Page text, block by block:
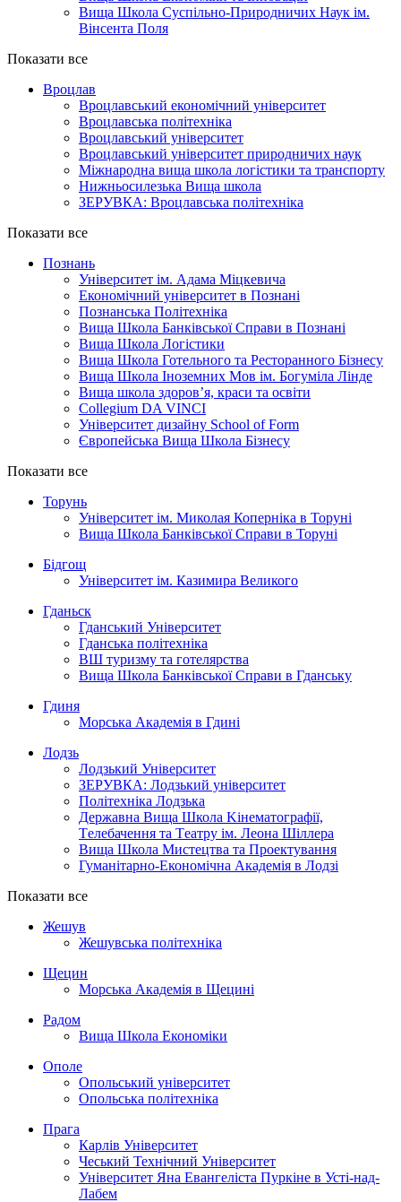
Вища Школа Суспільно-Природничих Наук ім.
Вінсента Поля
Показати все
Вроцлав
Вроцлавський економічний університет
Вроцлавська політехніка
Вроцлавський університет
Вроцлавський університет природничих наук
Міжнародна вища школа логістики та транспорту
Нижньосилезька Вища школа
ЗЕРУВКА: Вроцлавська політехніка
Показати все
Познань
Університет ім. Адама Міцкевича
Економічний університет в Познані
Познанська Політехніка
Вища Школа Банківської Справи в Познані
Вища Школа Логістики
Вища Школа Готельного та Ресторанного Бізнесу
Вища Школа Іноземних Мов ім. Богуміла Лінде
Вища школа здоров’я, краси та освіти
Collegium DA VINCI
Університет дизайну School of Form
Європейська Вища Школа Бізнесу
Показати все
Торунь
Університет ім. Миколая Коперніка в Торуні
Вища Школа Банківської Справи в Торуні
Бідгощ
Університет ім. Казимира Великого
Гданьск
Гданський Університет
Гданська політехніка
ВШ туризму та готелярства
Вища Школа Банківської Справи в Гданську
Гдиня
Морська Академія в Гдині
Лодзь
Лодзький Університет
ЗЕРУВКА: Лодзький університет
Політехніка Лодзька
Державна Вища Школа Kінематографії,
Tелебачення та Tеатру ім. Леона Шіллера
Вища Школа Мистецтва та Проектування
Гуманітарно-Економічна Академія в Лодзі
Показати все
Жешув
Жешувська політехніка
Щецин
Морська Академія в Щецині
Радом
Вища Школа Економіки
Ополе
Опольський університет
Опольська політехніка
Прага
Карлів Університет
Чеський Технічний Університет
Університет Яна Евангеліста Пуркіне в Усті-над-
Лабем